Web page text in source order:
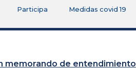
Participa Medidas covid 19
memorando de entendimiento